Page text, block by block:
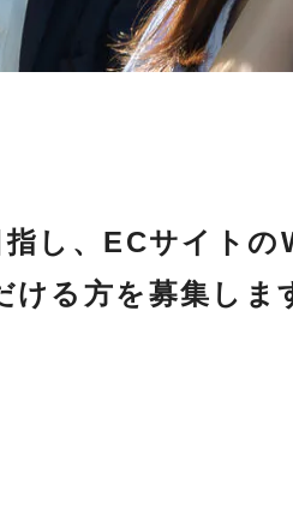
し、ECサイト
る方を募集しま